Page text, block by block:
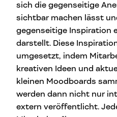
sich die gegenseitige
sichtbar machen lässt
gegenseitige Inspiration
darstellt. Diese
umgesetzt, indem
kreativen Ideen und
kleinen Moodboards
werden dann nicht nur
extern veröffentlicht.